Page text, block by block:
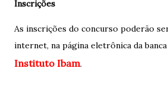
Inscrições
As inscrições do concurso poderão
internet, na página eletrônica da
Instituto Ibam.